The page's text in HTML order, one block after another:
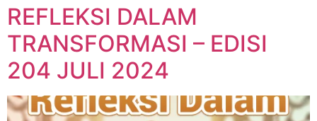
REFLEKSI DALAM
TRANSFORMASI – EDISI
204 JULI 2024